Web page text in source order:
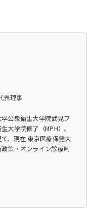
表理事
公衆衛生大学院武見フ
大学院修了（MPH）。
、現在 東京医療保健大
策・オンライン診療制